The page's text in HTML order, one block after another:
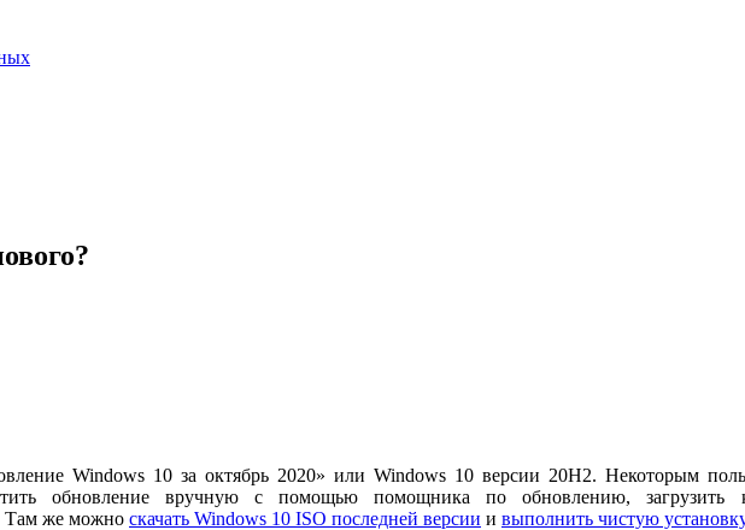
Windows 10 за октябрь 2020» или Windows 10 версии 20H2. Некоторым
обновление вручную с помощью помощника по обновлению, загрузить
Там же можно скачать Windows 10 ISO последней версии и выполнить чистую